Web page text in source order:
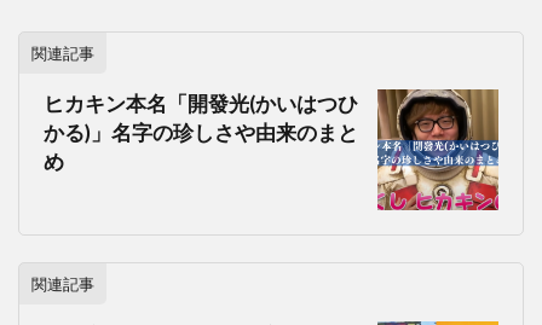
関連記事
ヒカキン本名「開發光(かいはつひ
かる)」名字の珍しさや由来のまと
め
関連記事